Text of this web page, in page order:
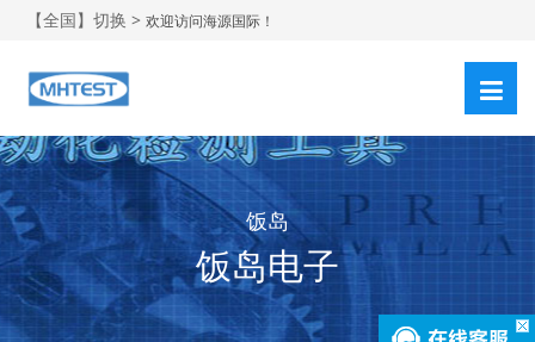
【全国】切换 >欢迎访问海源国际！
饭岛
饭岛电子